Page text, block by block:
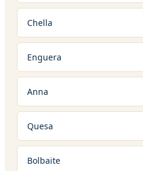
Chella
Enguera
Anna
Quesa
Bolbaite